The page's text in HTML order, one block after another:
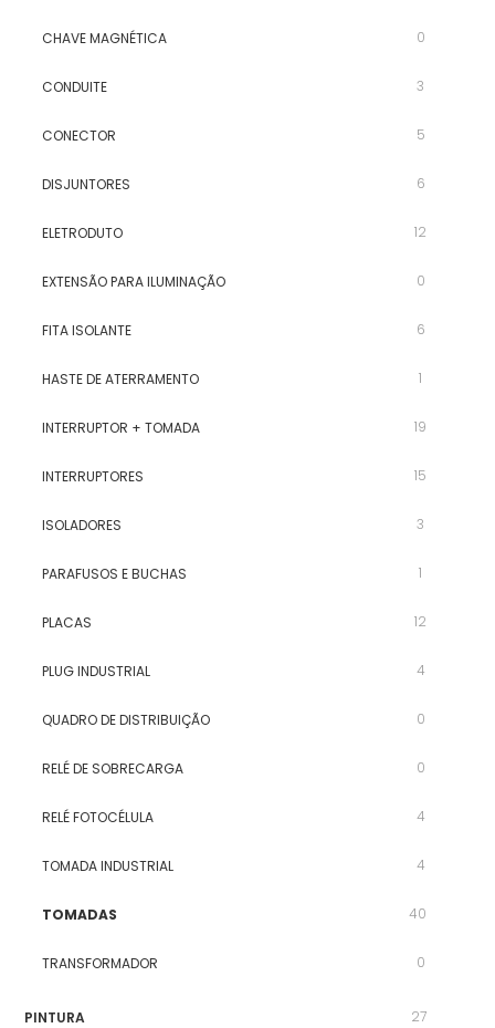
CHAVE MAGNÉTICA 0
CONDUITE 3
CONECTOR 5
DISJUNTORES 6
ELETRODUTO 12
EXTENSÃO PARA ILUMINAÇÃO 0
FITA ISOLANTE 6
HASTE DE ATERRAMENTO 1
INTERRUPTOR + TOMADA 19
INTERRUPTORES 15
ISOLADORES 3
PARAFUSOS E BUCHAS 1
PLACAS 12
PLUG INDUSTRIAL 4
QUADRO DE DISTRIBUIÇÃO 0
RELÉ DE SOBRECARGA 0
RELÉ FOTOCÉLULA 4
TOMADA INDUSTRIAL 4
TOMADAS 40
TRANSFORMADOR 0
PINTURA 27